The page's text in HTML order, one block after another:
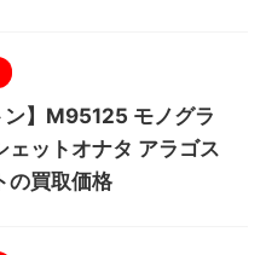
ン】M95125 モノグラ
ェットオナタ アラゴス
の買取価格